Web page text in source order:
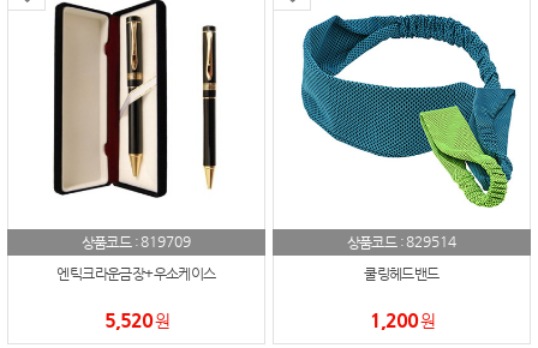
상품코드 :819709
엔틱크라운금장+우소케이스
5,520원
상품코드 :829514
쿨링헤드밴드
1,200원